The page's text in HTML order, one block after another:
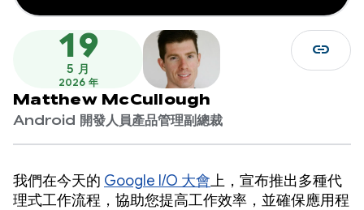
19
5 月
2026 年
Matthew McCullough
Android 開發人員產品管理副總裁
link
我們在今天的 Google I/O 大會上，宣布推出多種代
理式工作流程，協助您提高工作效率，並確保應用程